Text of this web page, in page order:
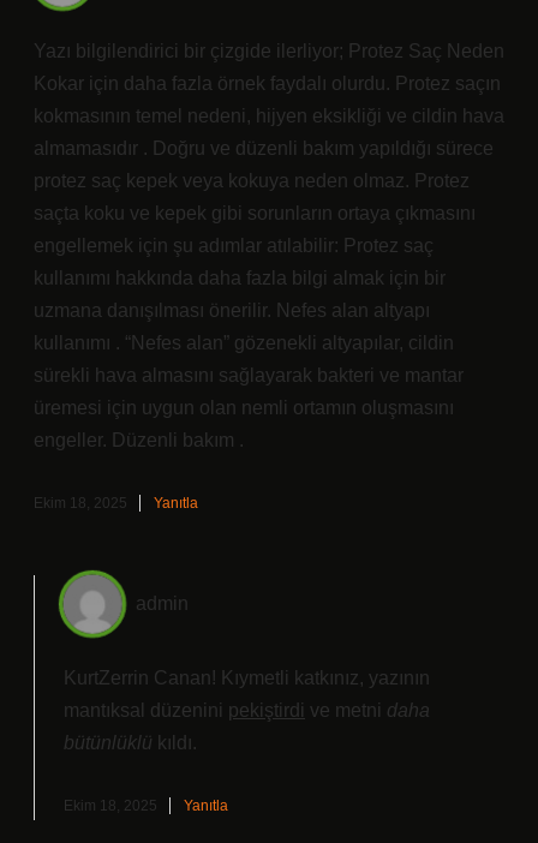
Yazı bilgilendirici bir çizgide ilerliyor; Protez Saç Neden
Kokar için daha fazla örnek faydalı olurdu. Protez saçın
kokmasının temel nedeni, hijyen eksikliği ve cildin hava
almamasıdır . Doğru ve düzenli bakım yapıldığı sürece
protez saç kepek veya kokuya neden olmaz. Protez
saçta koku ve kepek gibi sorunların ortaya çıkmasını
engellemek için şu adımlar atılabilir: Protez saç
kullanımı hakkında daha fazla bilgi almak için bir
uzmana danışılması önerilir. Nefes alan altyapı
kullanımı . “Nefes alan” gözenekli altyapılar, cildin
sürekli hava almasını sağlayarak bakteri ve mantar
üremesi için uygun olan nemli ortamın oluşmasını
engeller. Düzenli bakım .
Ekim 18, 2025 Yanıtla
admin
KurtZerrin Canan! Kıymetli katkınız, yazının
mantıksal düzenini pekiştirdi ve metni daha
bütünlüklü kıldı.
Ekim 18, 2025 Yanıtla